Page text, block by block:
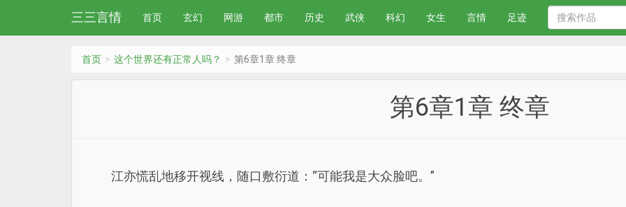
三三言情 首页 玄幻 网游 都市 历史 武侠 科幻 女生 言情 足迹
首页 这个世界还有正常人吗？ 第6章1章 终章
第6章1章 终章
江亦慌乱地移开视线，随口敷衍道：“可能我是大众脸吧。”